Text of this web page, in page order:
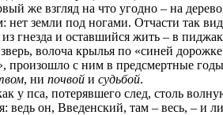
же взгляд на что угодно – на
нет земли под ногами. Отчасти так
гнезда и оставшийся жить – в
волоча крылья по «синей
с ним в предсмертные
, ни почвой и судьбой.
у пса, потерявшего след, столь
ведь он, Введенский, там – весь, – и